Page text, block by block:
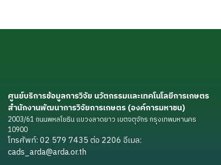
ศูนย์บริการข้อมูลการวิจัย นวัตกรรมและเทคโนโลยีการเกษตร
สำนักงานพัฒนาการวิจัยการเกษตร (องค์การมหาชน)
2003/61 ถนนพหลโยธิน แขวงลาดยาว เขตจตุจักร กรุงเทพมหานคร
10900
โทรศัพท์: 02 579 7435 ต่อ 2206 อีเมล:
cads_arda@arda.or.th